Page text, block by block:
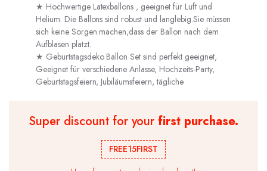
★ Hochwertige Latexballons , geeignet für Luft und
Helium. Die Ballons sind robust und langlebig.Sie müssen
sich keine Sorgen machen,dass der Ballon nach dem
Aufblasen platzt.
★ Geburtstagsdeko Ballon Set sind perfekt geeignet,
Geeignet für verschiedene Anlässe, Hochzeits-Party,
Geburtstagsfeiern, Jubiläumsfeiern, tägliche
Super discount for yourfirst purchase.
FREE15FIRST